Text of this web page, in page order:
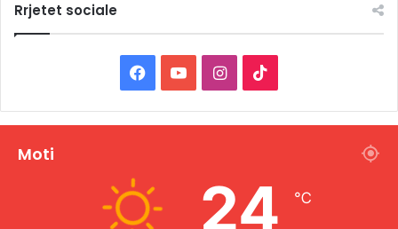
Rrjetet sociale
a
b
o
I
n
a
i
o
Moti
24 ℃